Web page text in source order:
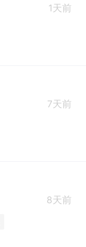
1天前
7天前
8天前